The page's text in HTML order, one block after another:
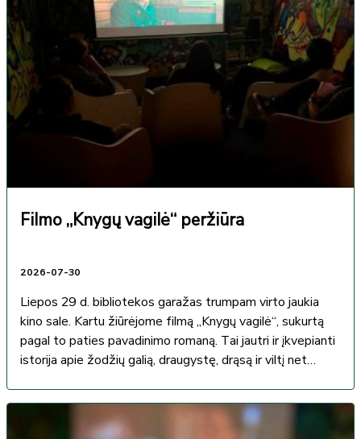
Filmo „Knygų vagilė“ peržiūra
2026-07-30
Liepos 29 d. bibliotekos garažas trumpam virto jaukia
kino sale. Kartu žiūrėjome filmą „Knygų vagilė“, sukurtą
pagal to paties pavadinimo romaną. Tai jautri ir įkvepianti
istorija apie žodžių galią, draugystę, drąsą ir viltį net